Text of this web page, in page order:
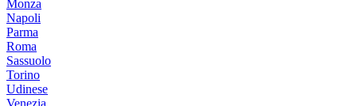
Monza
Napoli
Parma
Roma
Sassuolo
Torino
Udinese
Venezia